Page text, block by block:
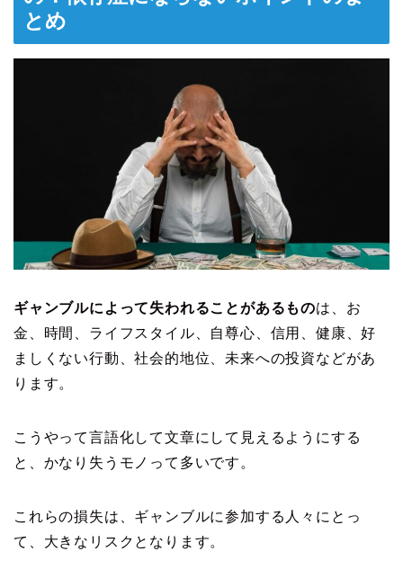
とめ
ギャンブルによって失われることがあるものは、お
金、時間、ライフスタイル、自尊心、信用、健康、好
ましくない行動、社会的地位、未来への投資などがあ
ります。
こうやって言語化して文章にして見えるようにする
と、かなり失うモノって多いです。
これらの損失は、ギャンブルに参加する人々にとっ
て、大きなリスクとなります。